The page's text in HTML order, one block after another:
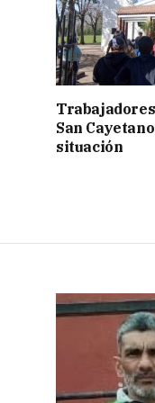
San
situación